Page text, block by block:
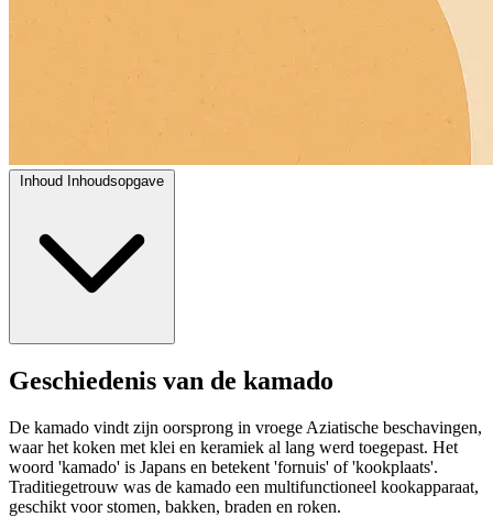
Inhoud Inhoudsopgave
Geschiedenis van de kamado
De kamado vindt zijn oorsprong in vroege Aziatische beschavingen,
waar het koken met klei en keramiek al lang werd toegepast. Het
woord 'kamado' is Japans en betekent 'fornuis' of 'kookplaats'.
Traditiegetrouw was de kamado een multifunctioneel kookapparaat,
geschikt voor stomen, bakken, braden en roken.